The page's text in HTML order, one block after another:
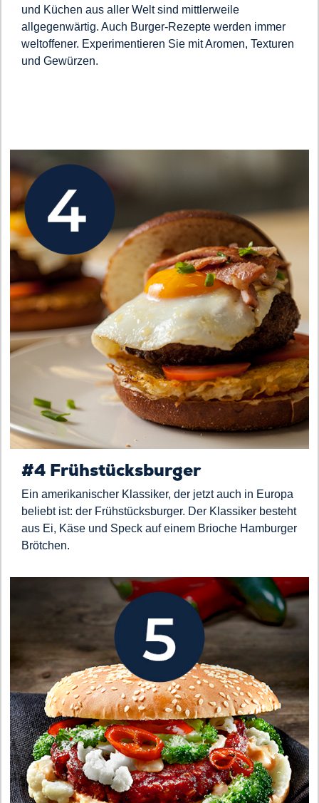
und Küchen aus aller Welt sind mittlerweile
allgegenwärtig. Auch Burger-Rezepte werden immer
weltoffener. Experimentieren Sie mit Aromen, Texturen
und Gewürzen.
#4 Frühstücksburger
Ein amerikanischer Klassiker, der jetzt auch in Europa
beliebt ist: der Frühstücksburger. Der Klassiker besteht
aus Ei, Käse und Speck auf einem Brioche Hamburger
Brötchen.